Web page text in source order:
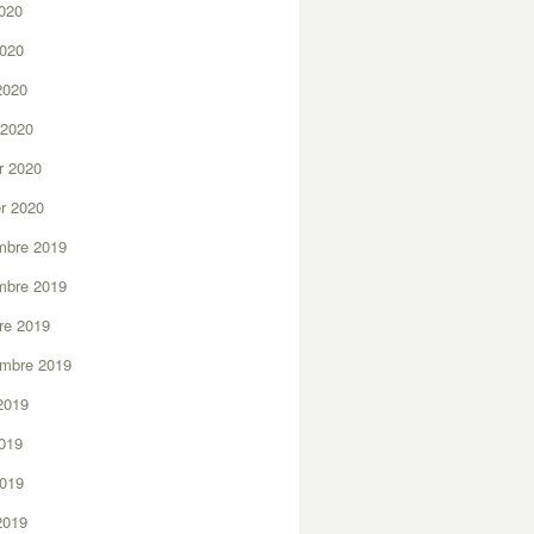
2020
2020
2019
2019
2019
2019